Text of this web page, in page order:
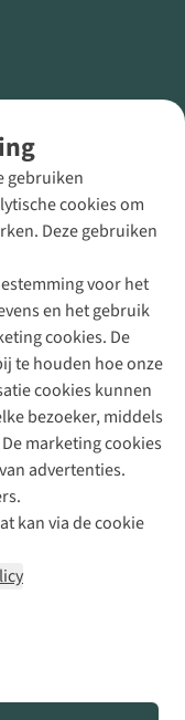
gebruiken
cookies om
Deze gebruiken
voor het
en het gebruik
cookies. De
te houden hoe onze
cookies kunnen
bezoeker, middels
marketing cookies
advertenties.
kan via de cookie